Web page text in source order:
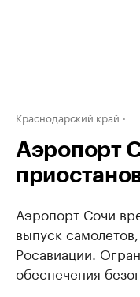
Краснодарский край
Аэропорт
Аэропорт Сочи
выпуск
Росавиации.
обеспечения